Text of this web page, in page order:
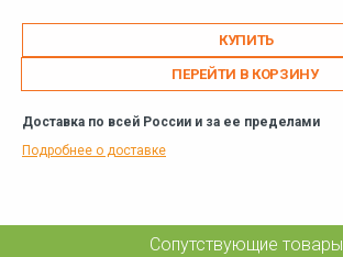
ПЕРЕЙТИ В КОРЗИНУ
Доставка по всей России и за ее пределами
Подробнее о доставке
Сопутствующие товары